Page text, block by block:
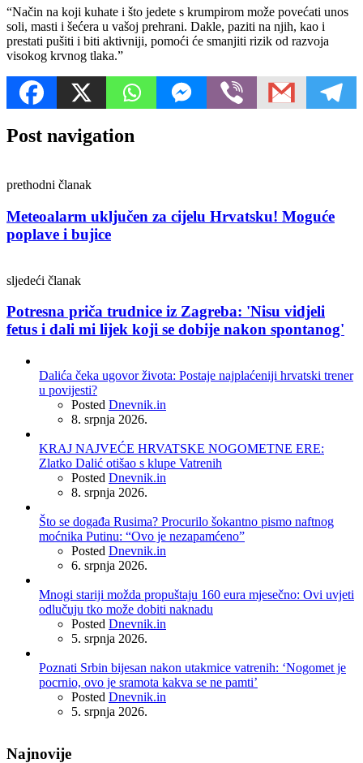
“Način na koji kuhate i što jedete s krumpirom može povećati unos
soli, masti i šećera u vašoj prehrani. Dakle, paziti na njih, kao i
prestati pušiti i biti aktivniji, pomoći će smanjiti rizik od razvoja
visokog krvnog tlaka.”
Post navigation
prethodni članak
Meteoalarm uključen za cijelu Hrvatsku! Moguće
poplave i bujice
sljedeći članak
Potresna priča trudnice iz Zagreba: 'Nisu vidjeli
fetus i dali mi lijek koji se dobije nakon spontanog'
Dalića čeka ugovor života: Postaje najplaćeniji hrvatski trener
u povijesti?
Posted Dnevnik.in
8. srpnja 2026.
KRAJ NAJVEĆE HRVATSKE NOGOMETNE ERE:
Zlatko Dalić otišao s klupe Vatrenih
Posted Dnevnik.in
8. srpnja 2026.
Što se događa Rusima? Procurilo šokantno pismo naftnog
moćnika Putinu: “Ovo je nezapamćeno”
Posted Dnevnik.in
6. srpnja 2026.
Mnogi stariji možda propuštaju 160 eura mjesečno: Ovi uvjeti
odlučuju tko može dobiti naknadu
Posted Dnevnik.in
5. srpnja 2026.
Poznati Srbin bijesan nakon utakmice vatrenih: ‘Nogomet je
pocrnio, ovo je sramota kakva se ne pamti’
Posted Dnevnik.in
5. srpnja 2026.
Najnovije